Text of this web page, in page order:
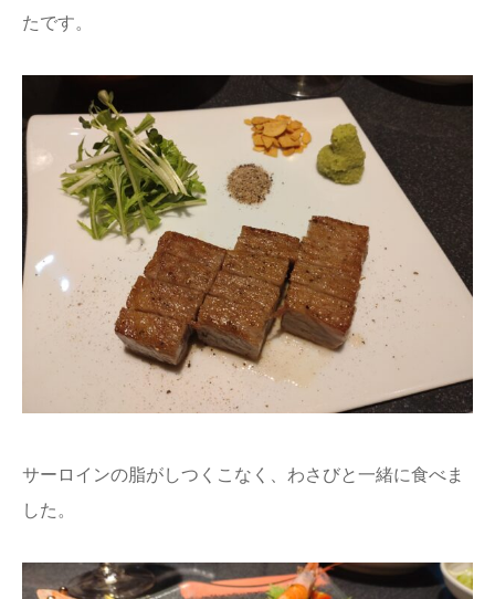
たです。
サーロインの脂がしつくこなく、わさびと一緒に食べま
した。